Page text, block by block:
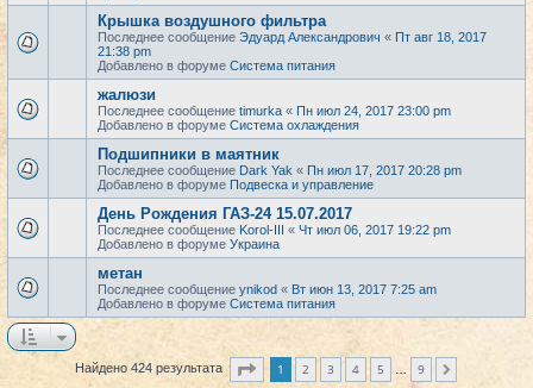
Крышка воздушного фильтра
Последнее сообщение Эдуард Александрович « Пт авг 18, 2017
21:38 pm
Добавлено в форуме Система питания
жалюзи
Последнее сообщение timurka « Пн июл 24, 2017 23:00 pm
Добавлено в форуме Система охлаждения
Подшипники в маятник
Последнее сообщение Dark Yak « Пн июл 17, 2017 20:28 pm
Добавлено в форуме Подвеска и управление
День Рождения ГАЗ-24 15.07.2017
Последнее сообщение Korol-III « Чт июл 06, 2017 19:22 pm
Добавлено в форуме Украина
метан
Последнее сообщение ynikod « Вт июн 13, 2017 7:25 am
Добавлено в форуме Система питания
Найдено 424 результата Страница из
1 2 3 4 5 9